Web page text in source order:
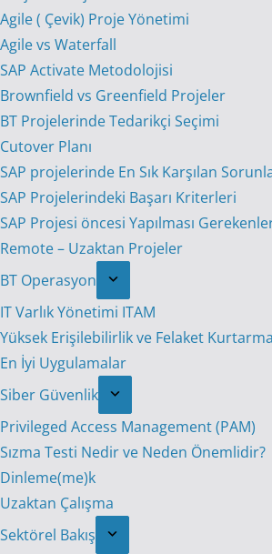
Agile ( Çevik) Proje Yönetimi
Agile vs Waterfall
SAP Activate Metodolojisi
Brownfield vs Greenfield Projeler
BT Projelerinde Tedarikçi Seçimi
Cutover Planı
SAP projelerinde En Sık Karşılan
SAP Projelerindeki Başarı Kriterleri
SAP Projesi öncesi Yapılması
Remote – Uzaktan Projeler
BT Operasyon
IT Varlık Yönetimi ITAM
Yüksek Erişilebilirlik ve Felaket
En İyi Uygulamalar
Siber Güvenlik
Privileged Access Management (PAM)
Sızma Testi Nedir ve Neden Önemlidir?
Dinleme(me)k
Uzaktan Çalışma
Sektörel Bakış